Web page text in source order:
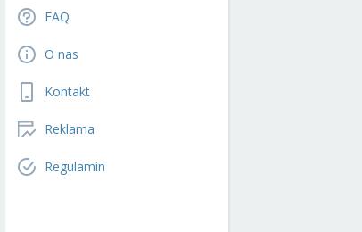
FAQ
O nas
Kontakt
Reklama
Regulamin